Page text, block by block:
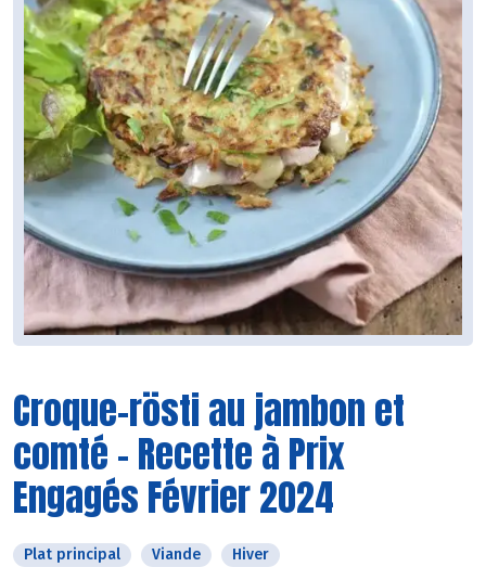
Croque-rösti au jambon et
comté - Recette à Prix
Engagés Février 2024
Plat principal Viande Hiver